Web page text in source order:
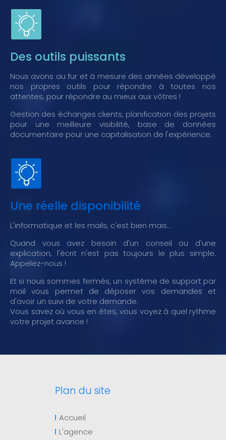
Des outils puissants
Nous avons au fur et à mesure des années développé
nos propres outils pour répondre à toutes nos
attentes, pour répondre au mieux aux vôtres !
Gestion des échanges clients, planification des projets
pour une meilleure visibilité, base de données
documentaire pour une capitalisation de l'expérience.
Une réelle disponibilité
L'informatique et les mails, c'est bien mais...
Quand vous avez besoin d'un conseil ou d'une
explication, l'écrit n'est pas toujours le plus simple.
Appelez-nous !
Et si nous sommes fermés, un système de support par
mail vous permet de déposer vos demandes et
d'avoir un suivi de votre demande.
Vous savez où vous en êtes, vous voyez à quel rythme
votre projet avance !
Plan du site
Accueil
L'agence